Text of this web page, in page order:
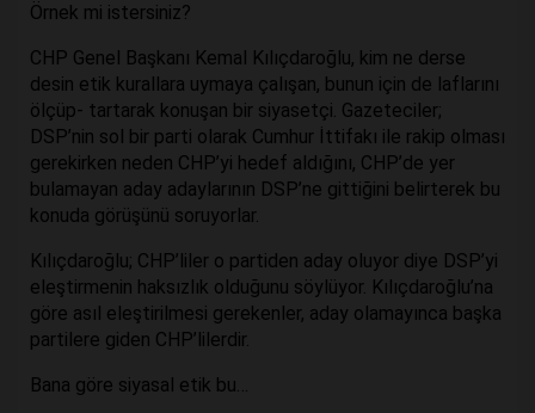
Örnek mi istersiniz?
CHP Genel Başkanı Kemal Kılıçdaroğlu, kim ne derse
desin etik kurallara uymaya çalışan, bunun için de laflarını
ölçüp- tartarak konuşan bir siyasetçi. Gazeteciler;
DSP’nin sol bir parti olarak Cumhur İttifakı ile rakip olması
gerekirken neden CHP’yi hedef aldığını, CHP’de yer
bulamayan aday adaylarının DSP’ne gittiğini belirterek bu
konuda görüşünü soruyorlar.
Kılıçdaroğlu; CHP’liler o partiden aday oluyor diye DSP’yi
eleştirmenin haksızlık olduğunu söylüyor. Kılıçdaroğlu’na
göre asıl eleştirilmesi gerekenler, aday olamayınca başka
partilere giden CHP’lilerdir.
Bana göre siyasal etik bu…